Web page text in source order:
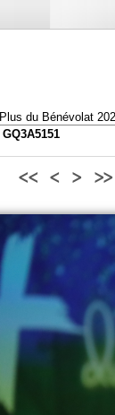
Plus du Bénévolat
GQ3A5151
<< < > >>